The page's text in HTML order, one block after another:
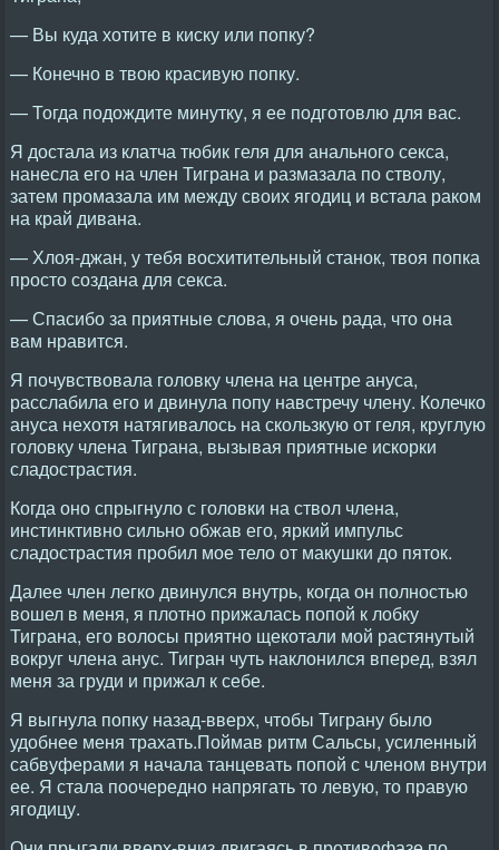
— Вы куда хотите в киску или попку?
— Конечно в твою красивую попку.
— Тогда подождите минутку, я ее подготовлю для вас.
Я достала из клатча тюбик геля для анального секса,
нанесла его на член Тиграна и размазала по стволу,
затем промазала им между своих ягодиц и встала раком
на край дивана.
— Хлоя-джан, у тебя восхитительный станок, твоя попка
просто создана для секса.
— Спасибо за приятные слова, я очень рада, что она
вам нравится.
Я почувствовала головку члена на центре ануса,
расслабила его и двинула попу навстречу члену. Колечко
ануса нехотя натягивалось на скользкую от геля, круглую
головку члена Тиграна, вызывая приятные искорки
сладострастия.
Когда оно спрыгнуло с головки на ствол члена,
инстинктивно сильно обжав его, яркий импульс
сладострастия пробил мое тело от макушки до пяток.
Далее член легко двинулся внутрь, когда он полностью
вошел в меня, я плотно прижалась попой к лобку
Тиграна, его волосы приятно щекотали мой растянутый
вокруг члена анус. Тигран чуть наклонился вперед, взял
меня за груди и прижал к себе.
Я выгнула попку назад-вверх, чтобы Тиграну было
удобнее меня трахать.Поймав ритм Сальсы, усиленный
сабвуферами я начала танцевать попой с членом внутри
ее. Я стала поочередно напрягать то левую, то правую
ягодицу.